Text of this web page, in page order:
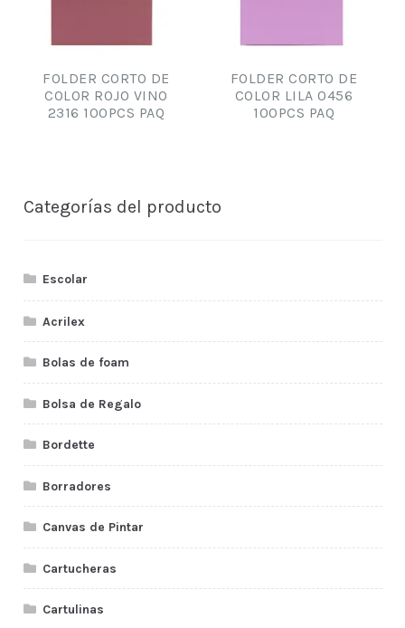
FOLDER CORTO DE
COLOR ROJO VINO
2316 100PCS PAQ
FOLDER CORTO DE
COLOR LILA 0456
100PCS PAQ
Categorías del producto
Escolar
Acrilex
Bolas de foam
Bolsa de Regalo
Bordette
Borradores
Canvas de Pintar
Cartucheras
Cartulinas